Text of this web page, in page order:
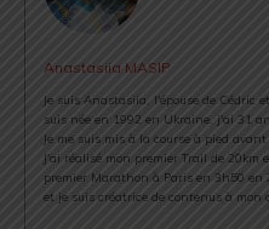
Anastasiia MASIP
Je suis Anastasiia, l'épouse de Cédric
suis née en 1992 en Ukraine, j'ai 31
Je me suis mis à la course à pied
J'ai réalisé mon premier Trail de
premier Marathon à Paris en 3h50 en
et je suis créatrice de contenus à mon